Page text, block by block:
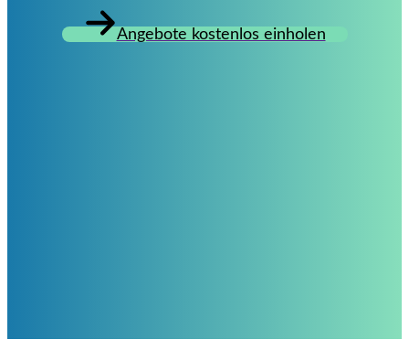
Angebote kostenlos einholen